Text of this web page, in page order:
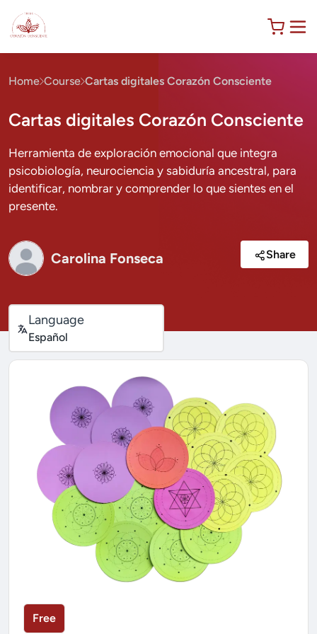
Home Course Cartas digitales Corazón Consciente
Cartas digitales Corazón Consciente
Herramienta de exploración emocional que integra
psicobiología, neurociencia y sabiduría ancestral, para
identificar, nombrar y comprender lo que sientes en el
presente.
Carolina Fonseca Share
Language
Español
Free